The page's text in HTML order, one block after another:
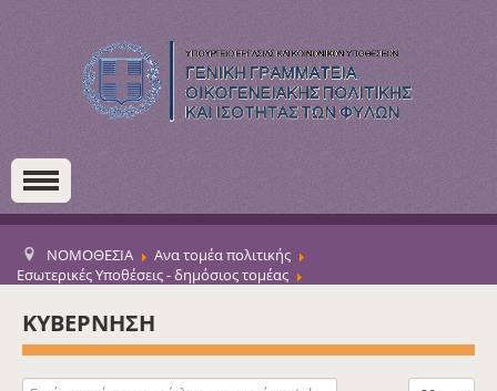
ΝΟΜΟΘΕΣΙΑ
Ανα τομέα πολιτικής
Εσωτερικές Υποθέσεις - δημόσιος τομέας
Εθνικοί μηχανισμοί για την ισότητα των φύλων
ΚΥΒΕΡΝΗΣΗ